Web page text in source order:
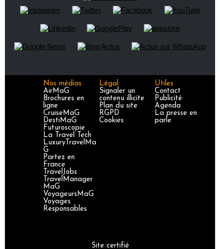
Nos médias
AirMaG
Brochures en
ligne
CruiseMaG
DestiMaG
Futuroscopie
La Travel Tech
LuxuryTravelMa
G
Partez en
France
TravelJobs
TravelManager
MaG
VoyageursMaG
Voyages
Responsables
Légal
Signaler un
contenu illicite
Plan du site
RGPD
Cookies
Utiles
Contact
Publicité
Agenda
La presse en
parle
Site certifié